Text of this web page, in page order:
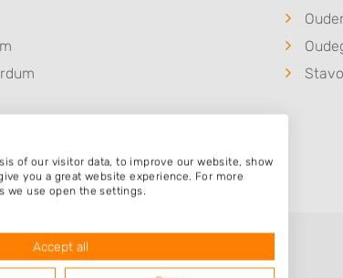
gingen u voor
of our visitor data, to improve our website, show
you a great website experience. For more
we use open the settings.
Accept all